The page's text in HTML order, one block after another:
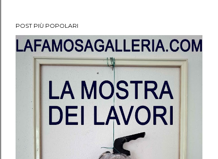
POST PIÙ POPOLARI